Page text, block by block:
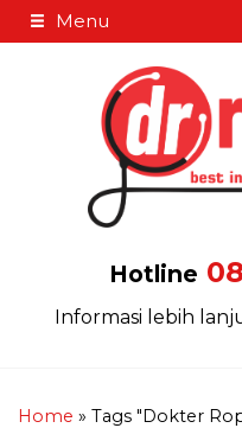
Menu
Hotline
Informasi lebih
Home » Tags "Dokter